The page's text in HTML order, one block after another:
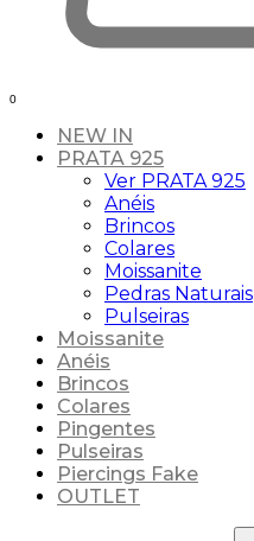
0
NEW IN
PRATA 925
Ver PRATA 925
Anéis
Brincos
Colares
Moissanite
Pedras Naturais
Pulseiras
Moissanite
Anéis
Brincos
Colares
Pingentes
Pulseiras
Piercings Fake
OUTLET